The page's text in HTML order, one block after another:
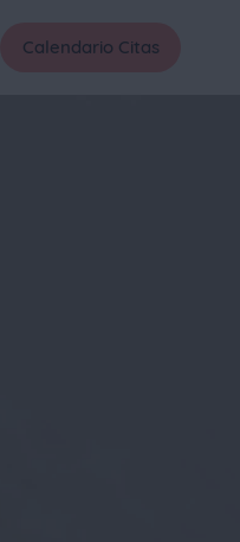
Calendario Citas